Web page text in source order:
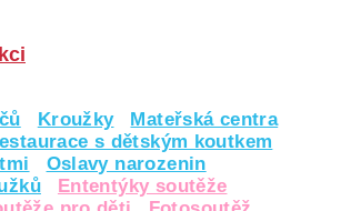
Kroužky
Mateřská centra
s dětským koutkem
Oslavy narozenin
Ententýky soutěže